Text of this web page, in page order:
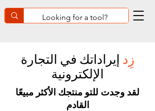
زِد إيراداتك في التجارة
الإلكترونية
لقد وجدت للتو منتجك الأكثر مبيعًا
القادم